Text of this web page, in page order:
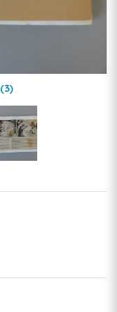
(3)